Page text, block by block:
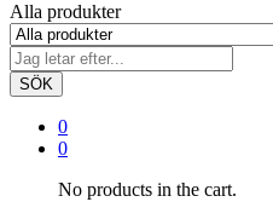
Alla produkter
SÖK
0
0
No products in the cart.